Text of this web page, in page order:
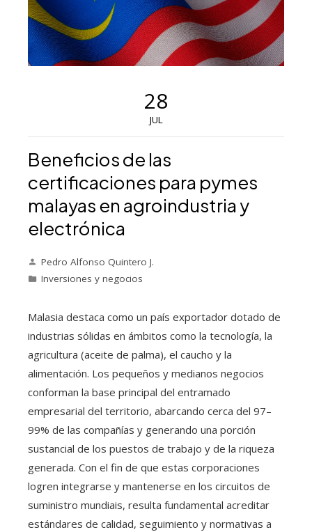
28
JUL
Beneficios de las
certificaciones para pymes
malayas en agroindustria y
electrónica
Pedro Alfonso Quintero J.
Inversiones y negocios
Malasia destaca como un país exportador dotado de
industrias sólidas en ámbitos como la tecnología, la
agricultura (aceite de palma), el caucho y la
alimentación. Los pequeños y medianos negocios
conforman la base principal del entramado
empresarial del territorio, abarcando cerca del 97–
99% de las compañías y generando una porción
sustancial de los puestos de trabajo y de la riqueza
generada. Con el fin de que estas corporaciones
logren integrarse y mantenerse en los circuitos de
suministro mundiais, resulta fundamental acreditar
estándares de calidad, seguimiento y normativas a